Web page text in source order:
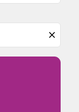
close